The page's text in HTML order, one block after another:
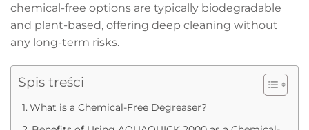
chemical-free options are typically biodegradable
and plant-based, offering deep cleaning without
any long-term risks.
Spis treści
What is a Chemical-Free Degreaser?